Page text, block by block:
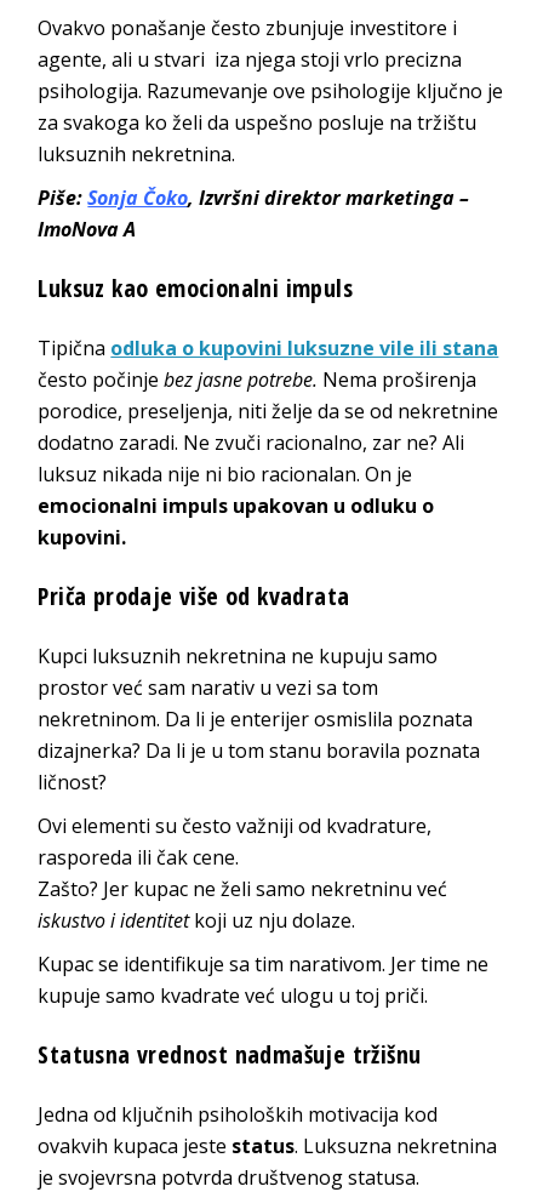
Ovakvo ponašanje često zbunjuje investitore i
agente, ali u stvari iza njega stoji vrlo precizna
psihologija. Razumevanje ove psihologije ključno je
za svakoga ko želi da uspešno posluje na tržištu
luksuznih nekretnina.
Piše:Sonja Čoko, Izvršni direktor marketinga –
ImoNova A
Luksuz kao emocionalni impuls
Tipična odluka o kupovini luksuzne vile ili stana
često počinjebez jasne potrebe. Nema proširenja
porodice, preseljenja, niti želje da se od nekretnine
dodatno zaradi. Ne zvuči racionalno, zar ne? Ali
luksuz nikada nije ni bio racionalan. On je
emocionalni impuls upakovan u odluku o
kupovini.
Priča prodaje više od kvadrata
Kupci luksuznih nekretnina ne kupuju samo
prostor već sam narativ u vezi sa tom
nekretninom. Da li je enterijer osmislila poznata
dizajnerka? Da li je u tom stanu boravila poznata
ličnost?
Ovi elementi su često važniji od kvadrature,
rasporeda ili čak cene.
Zašto? Jer kupac ne želi samo nekretninu već
iskustvo i identitetkoji uz nju dolaze.
Kupac se identifikuje sa tim narativom. Jer time ne
kupuje samo kvadrate već ulogu u toj priči.
Statusna vrednost nadmašuje tržišnu
Jedna od ključnih psiholoških motivacija kod
ovakvih kupaca jeste status. Luksuzna nekretnina
je svojevrsna potvrda društvenog statusa.